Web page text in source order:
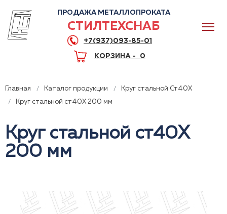
0
ПРОДАЖА МЕТАЛЛОПРОКАТА
СТИЛТЕХСНАБ
+7(937)093-85-01
КОРЗИНА - 0
Главная Каталог продукции
Круг стальной Ст40Х
Круг стальной ст40Х 200 мм
Круг стальной ст40Х
200 мм